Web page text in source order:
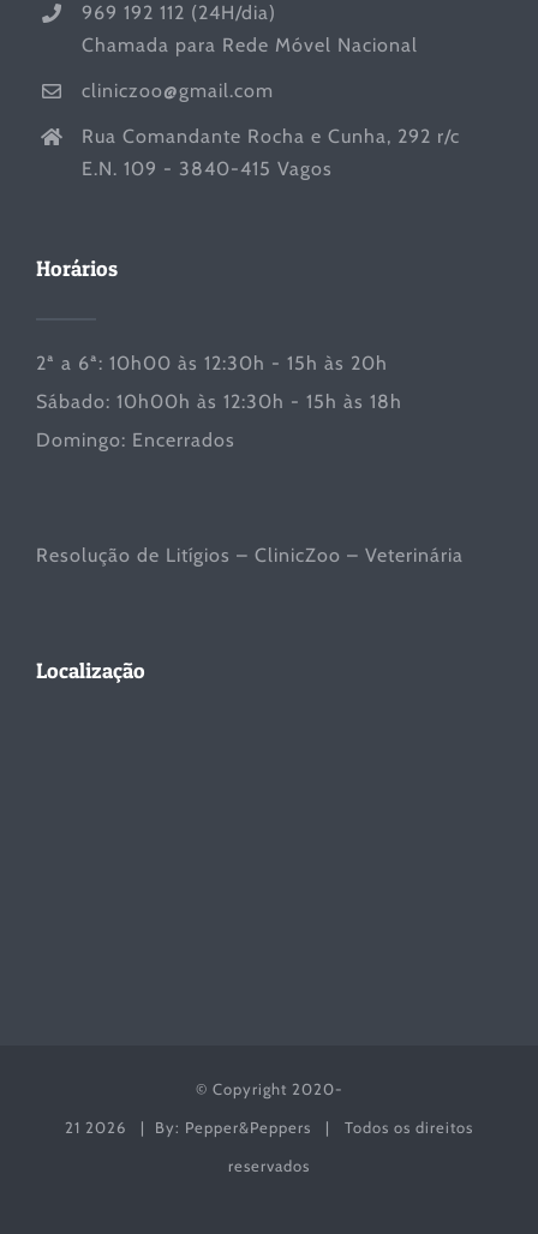
969 192 112 (24H/dia)
Chamada para Rede Móvel Nacional
cliniczoo@gmail.com
Rua Comandante Rocha e Cunha, 292 r/c
E.N. 109 - 3840-415 Vagos
Horários
2ª a 6ª: 10h00 às 12:30h - 15h às 20h
Sábado: 10h00h às 12:30h - 15h às 18h
Domingo: Encerrados
Resolução de Litígios – ClinicZoo – Veterinária
Localização
© Copyright 2020-
21 2026 | By: Pepper&Peppers | Todos os direitos
reservados